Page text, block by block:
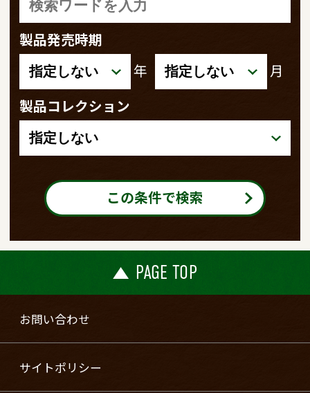
製品発売時期
年
月
製品コレクション
この条件で検索
PAGE TOP
お問い合わせ
サイトポリシー